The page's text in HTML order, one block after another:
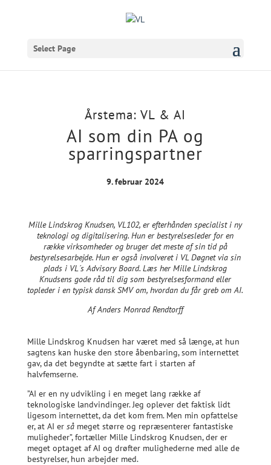
Select Page
Årstema: VL & AI
AI som din PA og
sparringspartner
9. februar 2024
Mille Lindskrog Knudsen, VL102, er efterhånden specialist i ny
teknologi og digitalisering. Hun er bestyrelsesleder for en
række virksomheder og bruger det meste af sin tid på
bestyrelsesarbejde. Hun er også involveret i VL Døgnet via sin
plads i VL´s Advisory Board. Læs her Mille Lindskrog
Knudsens gode råd til dig som bestyrelsesformand eller
topleder i en typisk dansk SMV om, hvordan du får greb om AI.
Af Anders Monrad Rendtorff
Mille Lindskrog Knudsen har været med så længe, at hun
sagtens kan huske den store åbenbaring, som internettet
gav, da det begyndte at sætte fart i starten af
halvfemserne.
”AI er en ny udvikling i en meget lang række af
teknologiske landvindinger. Jeg oplever det faktisk lidt
ligesom internettet, da det kom frem. Men min opfattelse
er, at AI er såmeget større og repræsenterer fantastiske
muligheder”, fortæller Mille Lindskrog Knudsen, der er
meget optaget af AI og drøfter mulighederne med alle de
bestyrelser, hun arbejder med.